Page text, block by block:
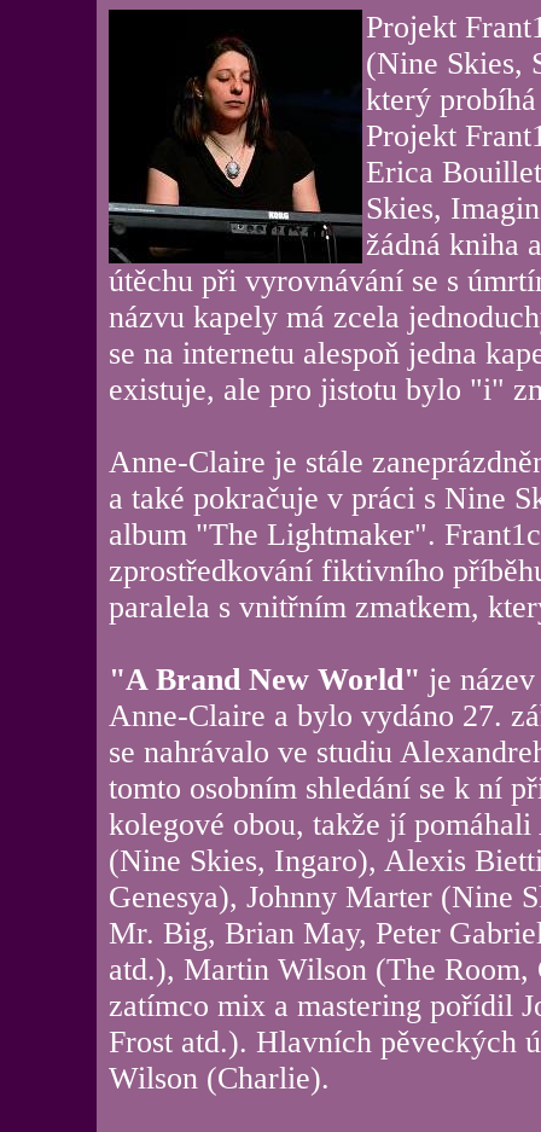
Projekt
(Nine Skies,
který
Projekt
Erica
Skies,
žádná kniha
útěchu při vyrovnávání se s
názvu kapely má zcela
se na internetu alespoň jedna
existuje, ale pro jistotu bylo "i"
Anne-Claire je stále
a také pokračuje v práci s Nine
album "The Lightmaker".
zprostředkování fiktivního
paralela s vnitřním zmatkem,
"A Brand New World" je
Anne-Claire a bylo vydáno 27.
se nahrávalo ve studiu
tomto osobním shledání se k ní
kolegové obou, takže jí
(Nine Skies, Ingaro), Alexis
Genesya), Johnny Marter (Nine
Mr. Big, Brian May, Peter
atd.), Martin Wilson (The
zatímco mix a mastering pořídil
Frost atd.). Hlavních pěveckých
Wilson (Charlie).